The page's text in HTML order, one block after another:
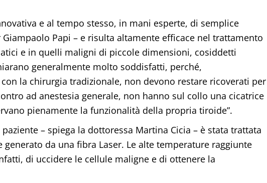
e al tempo stesso, in mani esperte, di semplice
Papi – e risulta altamente efficace nel trattamento
e in quelli maligni di piccole dimensioni, cosiddetti
generalmente molto soddisfatti, perché,
la chirurgia tradizionale, non devono restare ricoverati per
ad anestesia generale, non hanno sul collo una cicatrice
pienamente la funzionalità della propria tiroide”.
– spiega la dottoressa Martina Cicia – è stata trattata
da una fibra Laser. Le alte temperature raggiunte
di uccidere le cellule maligne e di ottenere la